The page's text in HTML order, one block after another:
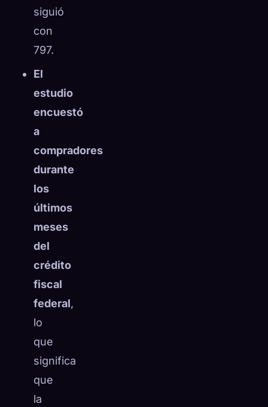
siguió
con
797.
El
estudio
encuestó
a
compradores
durante
los
últimos
meses
del
crédito
fiscal
federal,
lo
que
significa
que
la